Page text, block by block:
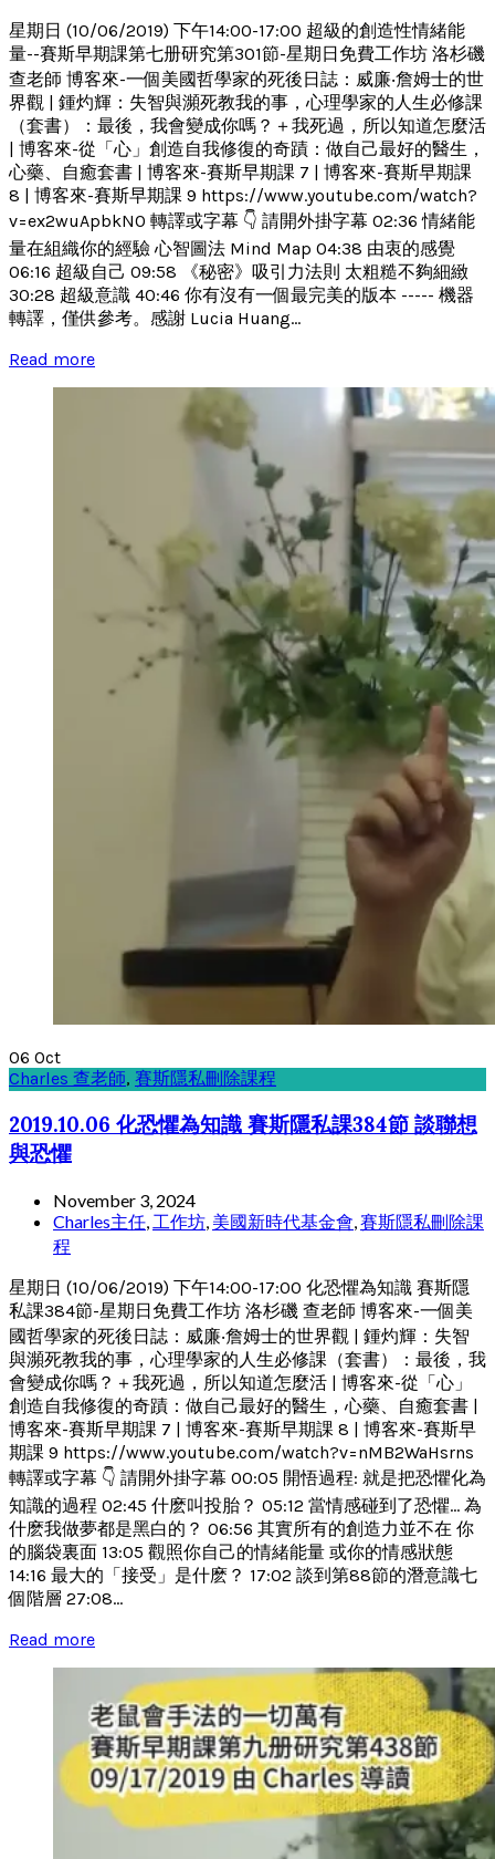
星期日 (10/06/2019) 下午14:00-17:00 超級的創造性情緒能
量--賽斯早期課第七册研究第301節-星期日免費工作坊 洛杉磯
查老師 博客來-一個美國哲學家的死後日誌：威廉‧詹姆士的世
界觀 | 鍾灼輝：失智與瀕死教我的事，心理學家的人生必修課
（套書）：最後，我會變成你嗎？＋我死過，所以知道怎麼活
| 博客來-從「心」創造自我修復的奇蹟：做自己最好的醫生，
心藥、自癒套書 | 博客來-賽斯早期課 7 | 博客來-賽斯早期課
8 | 博客來-賽斯早期課 9 https://www.youtube.com/watch?
v=ex2wuApbkN0 轉譯或字幕 👇 請開外掛字幕 02:36 情緒能
量在組織你的經驗 心智圖法 Mind Map 04:38 由衷的感覺
06:16 超級自己 09:58 《秘密》吸引力法則 太粗糙不夠細緻
30:28 超級意識 40:46 你有沒有一個最完美的版本 ----- 機器
轉譯，僅供參考。感謝 Lucia Huang...
Read more
06 Oct
Charles 查老師, 賽斯隱私刪除課程
2019.10.06 化恐懼為知識 賽斯隱私課384節 談聯想
與恐懼
November 3, 2024
Charles主任, 工作坊, 美國新時代基金會,賽斯隱私刪除課
程
星期日 (10/06/2019) 下午14:00-17:00 化恐懼為知識 賽斯隱
私課384節-星期日免費工作坊 洛杉磯 查老師 博客來-一個美
國哲學家的死後日誌：威廉‧詹姆士的世界觀 | 鍾灼輝：失智
與瀕死教我的事，心理學家的人生必修課（套書）：最後，我
會變成你嗎？＋我死過，所以知道怎麼活 | 博客來-從「心」
創造自我修復的奇蹟：做自己最好的醫生，心藥、自癒套書 |
博客來-賽斯早期課 7 | 博客來-賽斯早期課 8 | 博客來-賽斯早
期課 9 https://www.youtube.com/watch?v=nMB2WaHsrns
轉譯或字幕 👇 請開外掛字幕 00:05 開悟過程: 就是把恐懼化為
知識的過程 02:45 什麽叫投胎？ 05:12 當情感碰到了恐懼... 為
什麽我做夢都是黑白的？ 06:56 其實所有的創造力並不在 你
的腦袋裏面 13:05 觀照你自己的情緒能量 或你的情感狀態
14:16 最大的「接受」是什麽？ 17:02 談到第88節的潛意識七
個階層 27:08...
Read more